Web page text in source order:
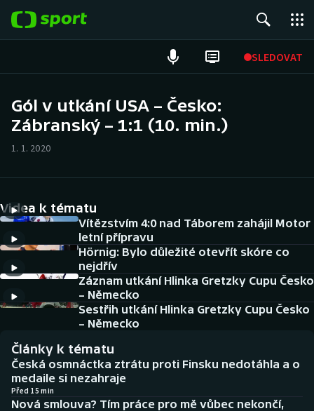
SLEDOVAT
Hokej
Cyklistika
DALŠÍ SPORTY
Americký fotbal
Baseball a softbal
Basketbal
Biatlon
NEPŘEHLÉDNĚTE
Historické návraty
Aplikace ČT sport
Gól v utkání USA – Česko:
Zábranský – 1:1 (10. min.)
1. 1. 2020
Videa k tématu
Vítězstvím 4:0 nad Táborem zahájil Motor
letní přípravu
Hörnig: Bylo důležité otevřít skóre co
nejdřív
Záznam utkání Hlinka Gretzky Cupu Česko
– Německo
Sestřih utkání Hlinka Gretzky Cupu Česko
– Německo
Články k tématu
Česká osmnáctka ztrátu proti Finsku nedotáhla a o
medaile si nezahraje
Před 15 min
Nová smlouva? Tím práce pro mě vůbec nekončí,